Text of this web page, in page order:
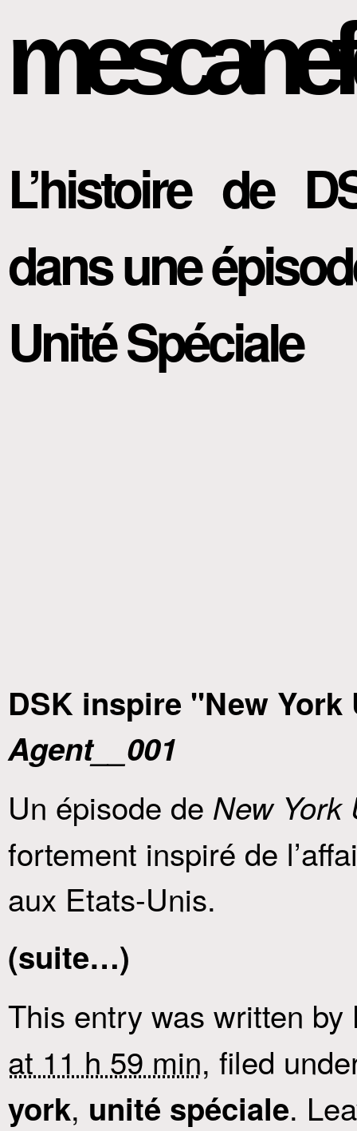
L’histoire de
dans une
Unité Spéciale
DSK inspire "New
Agent__001
Un épisode de New York
fortement inspiré de
aux Etats-Unis.
(suite…)
This entry was written by
at 11 h 59 min, filed
york, unité spéciale.